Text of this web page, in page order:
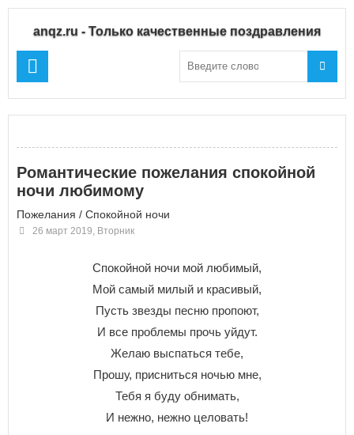
anqz.ru - Только качественные поздравления
Романтические пожелания спокойной
ночи любимому
Пожелания / Спокойной ночи
26 март 2019, Вторник
Спокойной ночи мой любимый,
Мой самый милый и красивый,
Пусть звезды песню пропоют,
И все проблемы прочь уйдут.
Желаю выспаться тебе,
Прошу, присниться ночью мне,
Тебя я буду обнимать,
И нежно, нежно целовать!